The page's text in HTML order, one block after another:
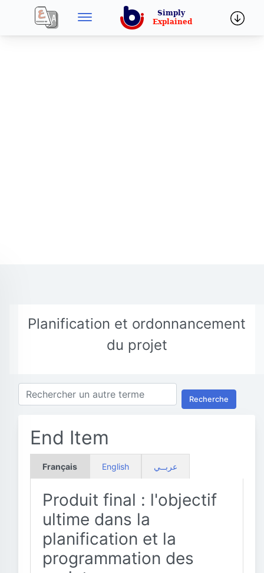
Planification et ordonnancement
du projet
Recherche
End Item
Français English عربــي
Produit final : l'objectif
ultime dans la
planification et la
programmation des